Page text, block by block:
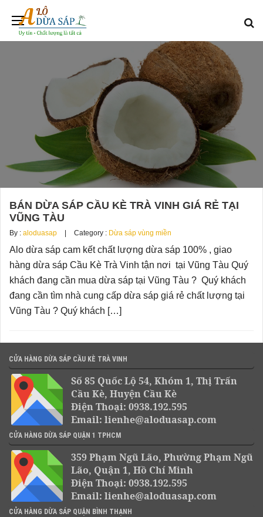
BÁN DỪA SÁP CẦU KÈ TRÀ VINH GIÁ RẺ TẠI
VŨNG TÀU
By : aloduasap Category : Dừa sáp vùng miền
Alo dừa sáp cam kết chất lượng dừa sáp 100% , giao
hàng dừa sáp Cầu Kè Trà Vinh tận nơi tại Vũng Tàu Quý
khách đang cần mua dừa sáp tại Vũng Tàu ? Quý khách
đang cần tìm nhà cung cấp dừa sáp giá rẻ chất lượng tại
Vũng Tàu ? Quý khách […]
CỬA HÀNG DỪA SÁP CẦU KÈ TRÀ VINH
Số 85 Quốc Lộ 54, Khóm 1, Thị Trấn
Cầu Kè, Huyện Cầu Kè
Điện Thoại: 0938.192.595
Email: lienhe@aloduasap.com
CỬA HÀNG DỪA SÁP QUẬN 1 TPHCM
359 Phạm Ngũ Lão, Phường Phạm Ngũ
Lão, Quận 1, Hồ Chí Minh
Điện Thoại: 0938.192.595
Email: lienhe@aloduasap.com
CỬA HÀNG DỪA SÁP QUẬN BÌNH THẠNH